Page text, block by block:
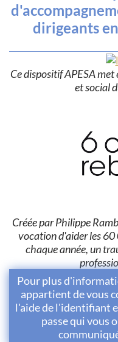
dirigeants
Ce dispositif APESA
et social
Créée par Philippe
vocation d'aider les
chaque année, un
Pour plus
appartient de vous
l'aide de l'identifiant
passe qui vous